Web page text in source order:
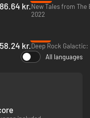
uanset om I er på jagt
rundt, sørger skaleringen
at holde gruppen
86.64 kr.
2022
58.24 kr.
All languages